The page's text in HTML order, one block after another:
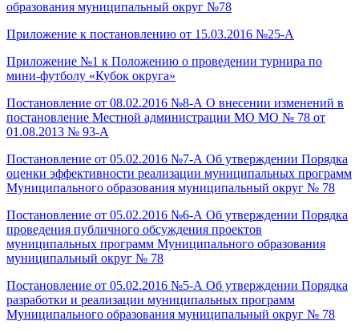
образования муниципальный округ №78
Приложение к постановлению от 15.03.2016 №25-А
Приложение №1 к Положению о проведении турнира по
мини-футболу «Кубок округа»
Постановление от 08.02.2016 №8-А О внесении изменений в
постановление Местной администрации МО МО № 78 от
01.08.2013 № 93-А
Постановление от 05.02.2016 №7-А Об утверждении Порядка
оценки эффективности реализации муниципальных программ
Муниципального образования муниципальный округ № 78
Постановление от 05.02.2016 №6-А Об утверждении Порядка
проведения публичного обсуждения проектов
муниципальных программ Муниципального образования
муниципальный округ № 78
Постановление от 05.02.2016 №5-А Об утверждении Порядка
разработки и реализации муниципальных программ
Муниципального образования муниципальный округ № 78